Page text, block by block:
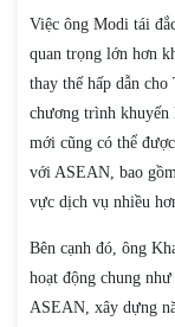
Việc ông Modi tái
quan trọng lớn hơn
thay thế hấp dẫn
chương trình
mới cũng có thể
với ASEAN, bao
vực dịch vụ nhiều
Bên cạnh đó, ông
hoạt động chung
ASEAN, xây dựng